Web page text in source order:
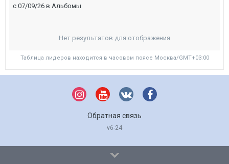
с 07/09/26 в Альбомы
Нет результатов для отображения
Таблица лидеров находится в часовом поясе Москва/GMT+03:00
Обратная связь
v6-24